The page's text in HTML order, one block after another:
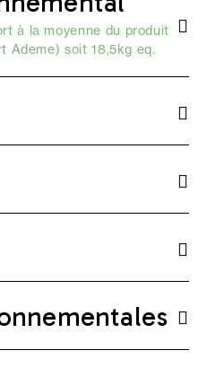
à la moyenne du produit
Ademe) soit 18,5kg eq.